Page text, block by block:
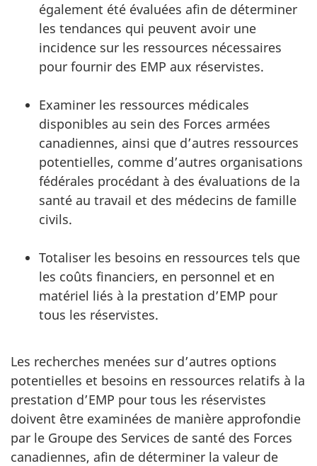
également été évaluées afin de déterminer
les tendances qui peuvent avoir une
incidence sur les ressources nécessaires
pour fournir des EMP aux réservistes.
Examiner les ressources médicales
disponibles au sein des Forces armées
canadiennes, ainsi que d’autres ressources
potentielles, comme d’autres organisations
fédérales procédant à des évaluations de la
santé au travail et des médecins de famille
civils.
Totaliser les besoins en ressources tels que
les coûts financiers, en personnel et en
matériel liés à la prestation d’EMP pour
tous les réservistes.
Les recherches menées sur d’autres options
potentielles et besoins en ressources relatifs à la
prestation d’EMP pour tous les réservistes
doivent être examinées de manière approfondie
par le Groupe des Services de santé des Forces
canadiennes, afin de déterminer la valeur de